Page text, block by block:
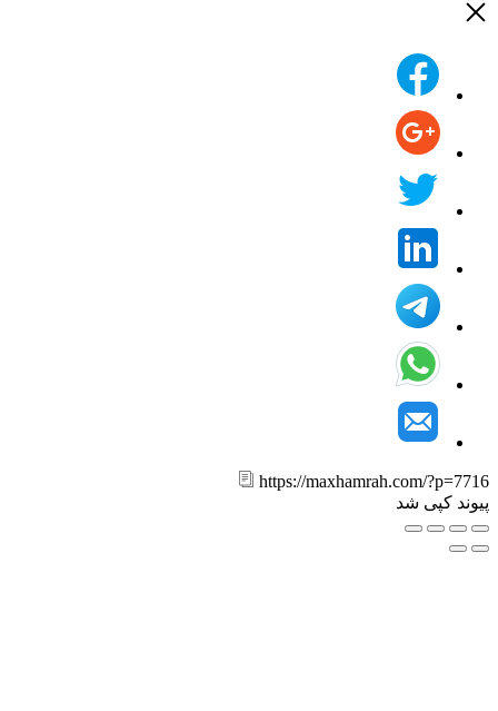
https://maxhamrah.com/
کپی شد